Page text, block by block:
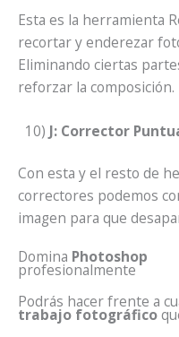
Esta es la herramienta
recortar y enderezar
Eliminando ciertas
reforzar la composición.
10) J: Corrector
Con esta y el resto de
correctores podemos
imagen para que
Domina Photoshop
profesionalmente
Podrás hacer frente a
trabajo fotográfico